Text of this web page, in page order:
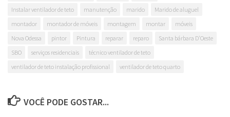
Instalar ventilador de teto
manutenção marido
Marido de aluguel
montador
montador de móveis montagem montar
móveis
Nova Odessa
pintor Pintura reparar reparo
Santa bárbara D'Oeste
SBO
serviços residenciais
técnico ventilador de teto
ventilador de teto instalação profissional
ventilador de teto quarto
VOCÊ PODE GOSTAR...